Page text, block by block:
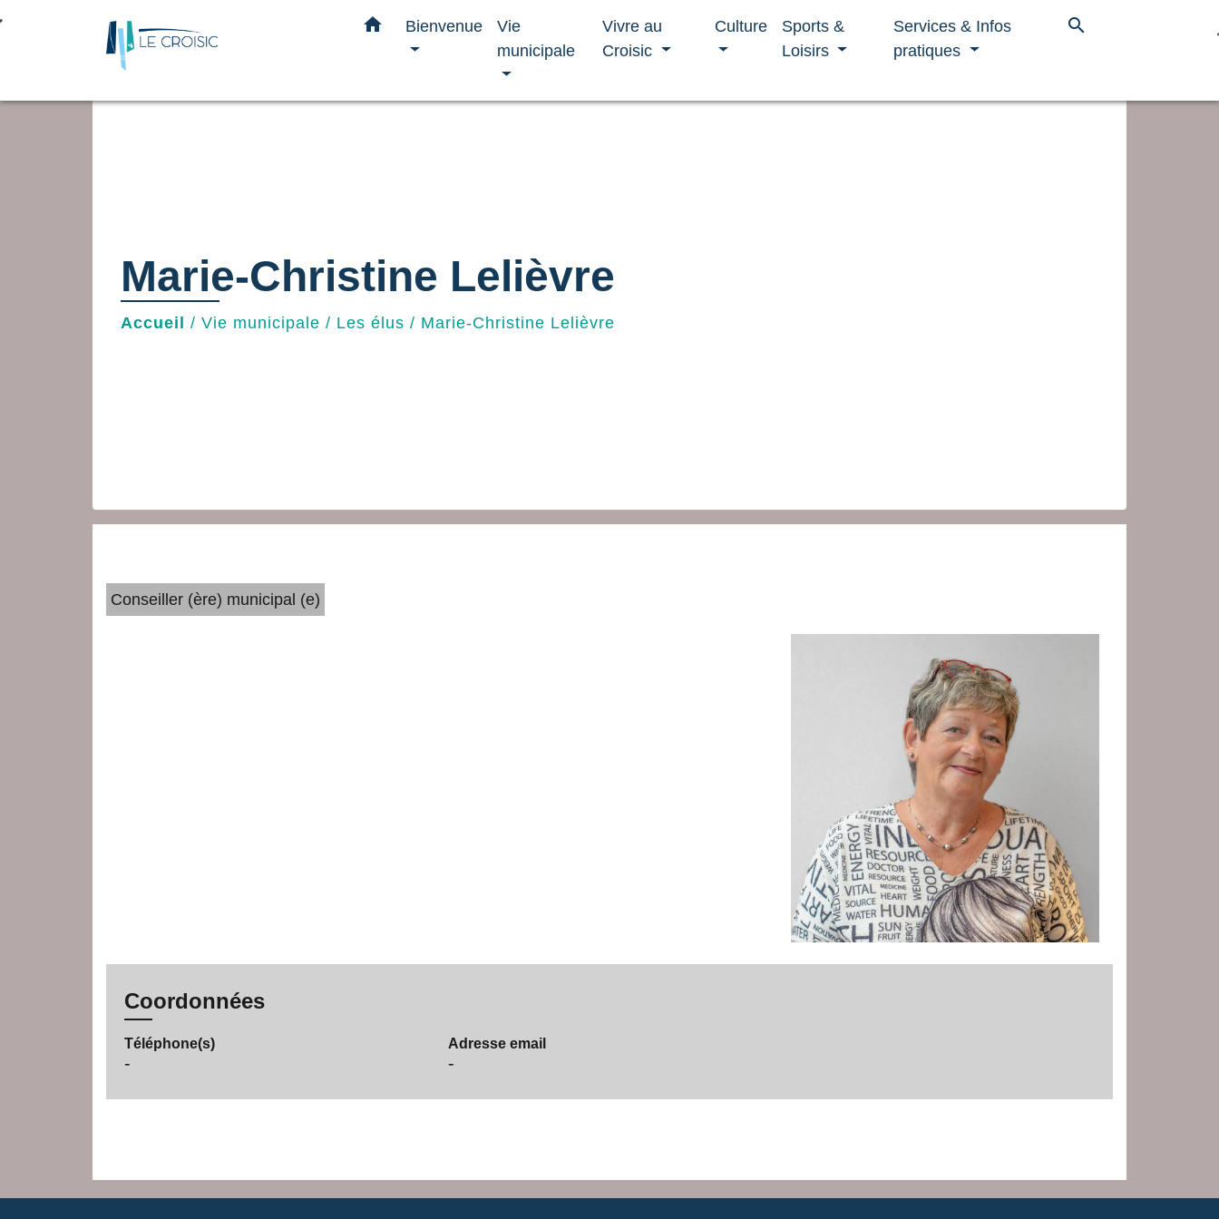
home Bienvenue
Vie
municipale
Vivre au
Croisic
Culture
Sports &
Loisirs
Services & Infos
pratiques
search
Marie-Christine Lelièvre
Accueil / Vie municipale / Les élus / Marie-Christine Lelièvre
Conseiller (ère) municipal (e)
Coordonnées
Téléphone(s)
-
Adresse email
-